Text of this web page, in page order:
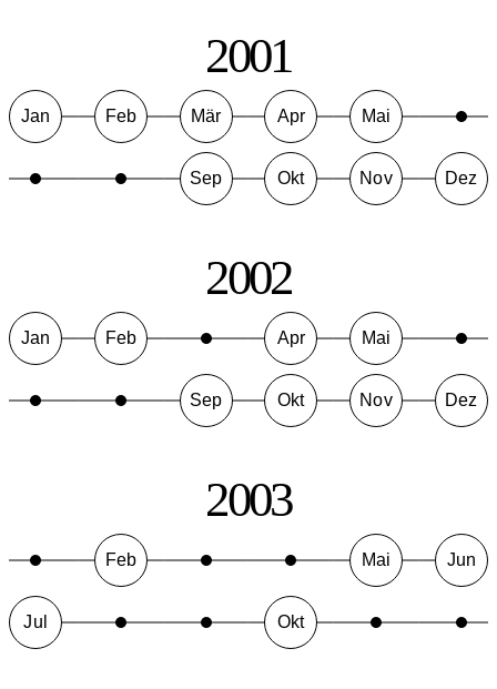
2001
Jan Feb Mär Apr Mai
Sep Okt Nov Dez
2002
Jan Feb Apr Mai
Sep Okt Nov Dez
2003
Feb Mai Jun
Jul Okt